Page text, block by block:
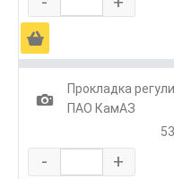
Ä
1
Прокладка
ПАО КамАЗ
- +